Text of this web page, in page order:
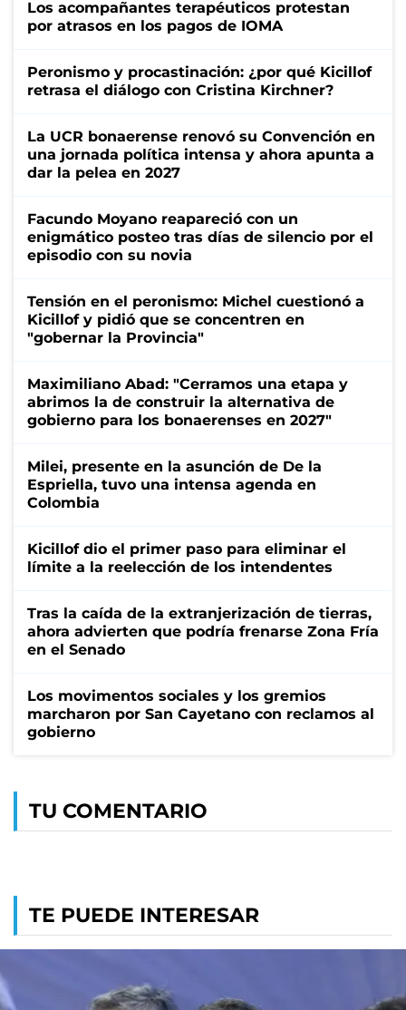
Los acompañantes terapéuticos protestan
por atrasos en los pagos de IOMA
Peronismo y procastinación: ¿por qué Kicillof
retrasa el diálogo con Cristina Kirchner?
La UCR bonaerense renovó su Convención en
una jornada política intensa y ahora apunta a
dar la pelea en 2027
Facundo Moyano reapareció con un
enigmático posteo tras días de silencio por el
episodio con su novia
Tensión en el peronismo: Michel cuestionó a
Kicillof y pidió que se concentren en
"gobernar la Provincia"
Maximiliano Abad: "Cerramos una etapa y
abrimos la de construir la alternativa de
gobierno para los bonaerenses en 2027"
Milei, presente en la asunción de De la
Espriella, tuvo una intensa agenda en
Colombia
Kicillof dio el primer paso para eliminar el
límite a la reelección de los intendentes
Tras la caída de la extranjerización de tierras,
ahora advierten que podría frenarse Zona Fría
en el Senado
Los movimentos sociales y los gremios
marcharon por San Cayetano con reclamos al
gobierno
TU COMENTARIO
TE PUEDE INTERESAR